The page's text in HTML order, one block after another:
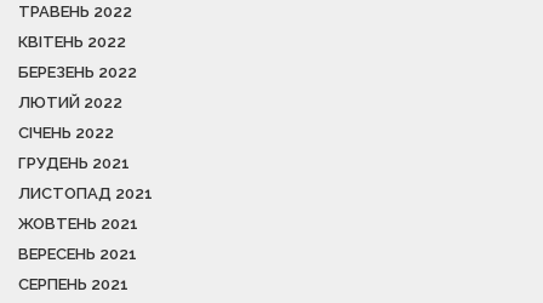
ТРАВЕНЬ 2022
КВІТЕНЬ 2022
БЕРЕЗЕНЬ 2022
ЛЮТИЙ 2022
СІЧЕНЬ 2022
ГРУДЕНЬ 2021
ЛИСТОПАД 2021
ЖОВТЕНЬ 2021
ВЕРЕСЕНЬ 2021
СЕРПЕНЬ 2021